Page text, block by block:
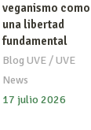
veganismo como
una libertad
fundamental
Blog UVE/UVE
News
17 julio 2026